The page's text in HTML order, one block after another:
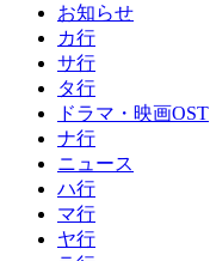
お知らせ
カ行
サ行
タ行
ドラマ・映画OST
ナ行
ニュース
ハ行
マ行
ヤ行